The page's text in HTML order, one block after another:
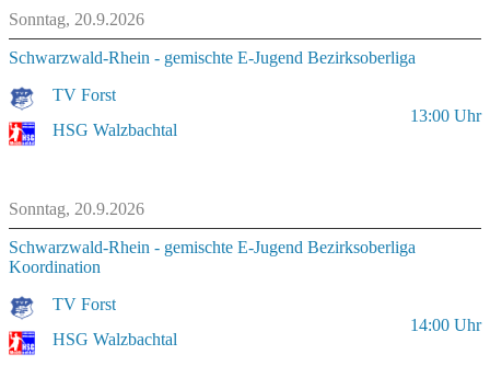
Sonntag, 20.9.2026
Schwarzwald-Rhein - gemischte E-Jugend Bezirksoberliga
TV Forst
HSG Walzbachtal
13:00 Uhr
Sonntag, 20.9.2026
Schwarzwald-Rhein - gemischte E-Jugend Bezirksoberliga
Koordination
TV Forst
HSG Walzbachtal
14:00 Uhr